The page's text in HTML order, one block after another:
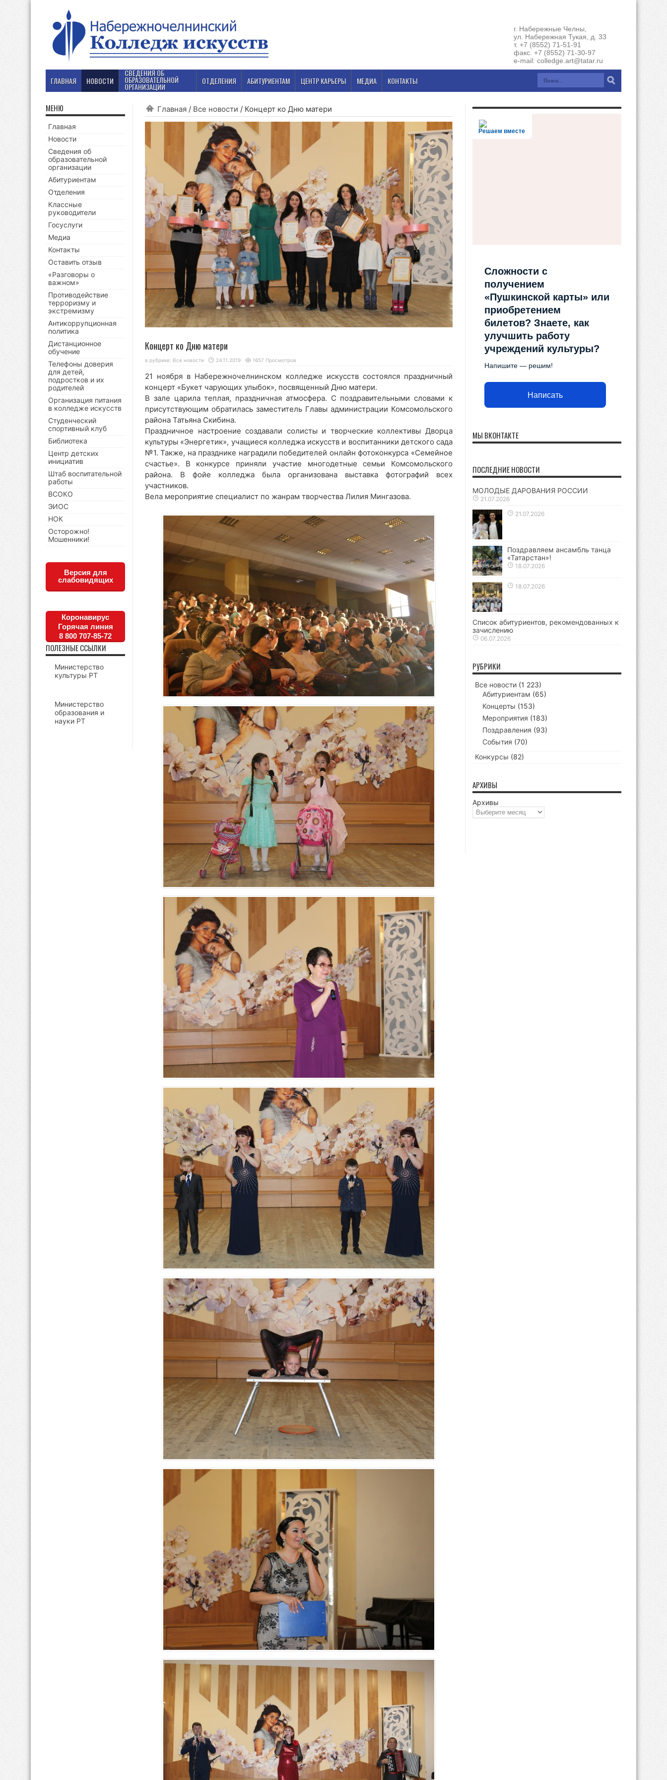
г. Набережные Челны,
ул. Набережная Тукая, д. 33
т. +7 (8552) 71-51-91
факс. +7 (8552) 71-30-97
e-mail: colledge.art@tatar.ru
ГЛАВНАЯ НОВОСТИ
СВЕДЕНИЯ ОБ
ОБРАЗОВАТЕЛЬНОЙ
ОРГАНИЗАЦИИ
ОТДЕЛЕНИЯ АБИТУРИЕНТАМ ЦЕНТР КАРЬЕРЫ МЕДИА КОНТАКТЫ
Главная / Все новости / Концерт ко Дню матери
Концерт ко Дню матери
в рубрике: Все новости 24.11.2019 1657 Просмотров
21 ноября в Набережночелнинском колледже искусств состоялся праздничный
концерт «Букет чарующих улыбок», посвященный Дню матери.
В зале царила теплая, праздничная атмосфера. С поздравительными словами к
присутствующим обратилась заместитель Главы администрации Комсомольского
района Татьяна Скибина.
Праздничное настроение создавали солисты и творческие коллективы Дворца
культуры «Энергетик», учащиеся колледжа искусств и воспитанники детского сада
№1. Также, на празднике наградили победителей онлайн фотоконкурса «Семейное
счастье». В конкурсе приняли участие многодетные семьи Комсомольского
района. В фойе колледжа была организована выставка фотографий всех
участников.
Вела мероприятие специалист по жанрам творчества Лилия Мингазова.
МЕНЮ
Главная
Новости
Сведения об
образовательной
организации
Абитуриентам
Отделения
Классные
руководители
Госуслуги
Медиа
Контакты
Оставить отзыв
«Разговоры о
важном»
Противодействие
терроризму и
экстремизму
Антикоррупционная
политика
Дистанционное
обучение
Телефоны доверия
для детей,
подростков и их
родителей
Организация питания
в колледже искусств
Студенческий
спортивный клуб
Библиотека
Центр детских
инициатив
Штаб воспитательной
работы
ВСОКО
ЭИОС
НОК
Осторожно!
Мошенники!
Версия для
слабовидящих
Коронавирус
Горячая линия
8 800 707-85-72
ПОЛЕЗНЫЕ ССЫЛКИ
Министерство
культуры РТ
Министерство
образования и
науки РТ
Решаем вместе
Сложности с
получением
«Пушкинской карты» или
приобретением
билетов? Знаете, как
улучшить работу
учреждений культуры?
Напишите — решим!
Написать
МЫ ВКОНТАКТЕ
ПОСЛЕДНИЕ НОВОСТИ
МОЛОДЫЕ ДАРОВАНИЯ РОССИИ
21.07.2026
21.07.2026
Поздравляем ансамбль танца
«Татарстан»!
18.07.2026
18.07.2026
Список абитуриентов, рекомендованных к
зачислению
06.07.2026
РУБРИКИ
Все новости (1 223)
Абитуриентам (65)
Концерты (153)
Мероприятия (183)
Поздравления (93)
События (70)
Конкурсы (82)
АРХИВЫ
Архивы